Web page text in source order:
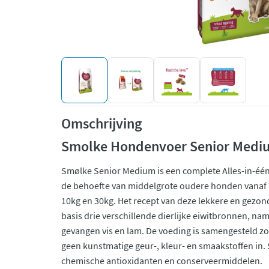
Omschrijving
Smolke Hondenvoer Senior
Smølke Senior Medium is een complete Alles-in-
de behoefte van middelgrote oudere honden vanaf
10kg en 30kg. Het recept van deze lekkere en
basis drie verschillende dierlijke eiwitbronnen,
gevangen vis en lam. De voeding is samengesteld
geen kunstmatige geur-, kleur- en smaakstoffen
chemische antioxidanten en conserveermiddelen.